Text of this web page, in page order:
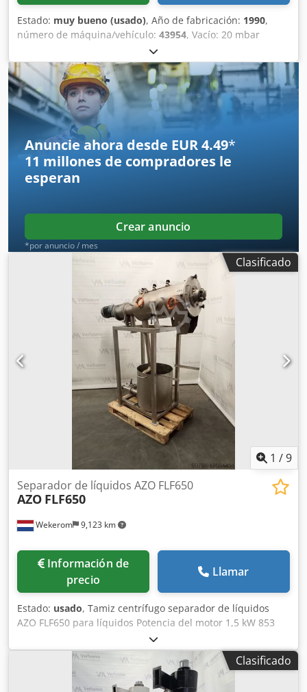
Estado: muy bueno (usado), Año de fabricación: 1990,
número de máquina/vehículo: 43954, Vacío: 20 mbar
Djdpfx Apoyqyftenjck Aceite de motor: tipo SAE 30
Cantidad: 6 litros
Anuncie ahora desde EUR 4.49*
11 millones de compradores le
esperan
Crear anuncio
*por anuncio / mes
Clasificado
1 /9
Wekerom 9,123 km
Separador de líquidos AZO FLF650
AZO FLF650
Información de
precio
Llamar
Estado: usado, Tamiz centrífugo separador de líquidos
AZO FLF650 para líquidos Potencia del motor 1,5 kW 853
rpm Excluido. cesta de tamiz Ajustable en ángulo Vea
nuestros otros anuncios Dcjdpfx Aswyfxxspnek Semana de
Clasificado